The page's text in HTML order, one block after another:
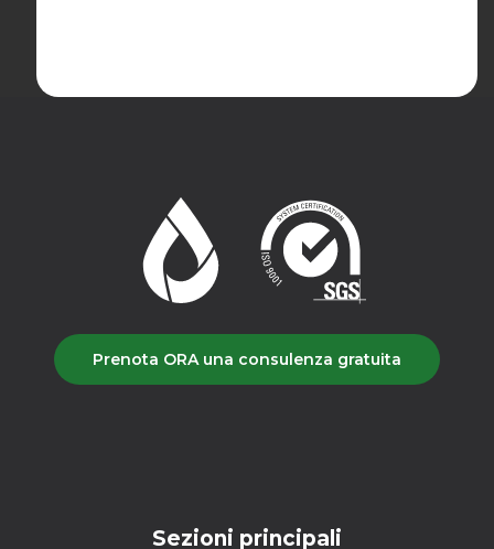
Prenota ORA una consulenza gratuita
Sezioni principali